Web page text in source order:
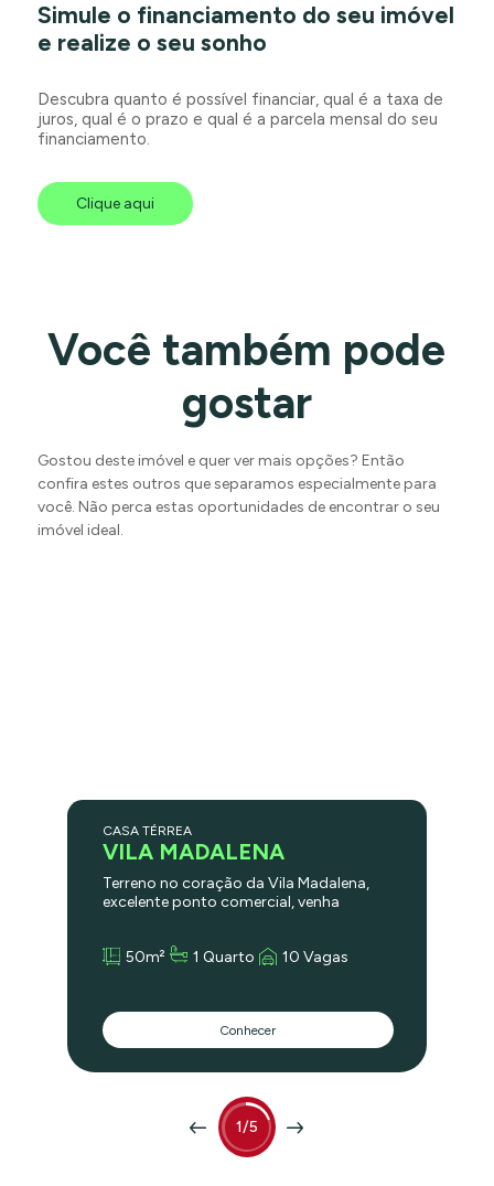
Simule o financiamento do seu imóvel
e realize o seu sonho
Descubra quanto é possível financiar, qual é a taxa de
juros, qual é o prazo e qual é a parcela mensal do seu
financiamento.
Clique aqui
Você também pode
gostar
Gostou deste imóvel e quer ver mais opções? Então
confira estes outros que separamos especialmente para
você. Não perca estas oportunidades de encontrar o seu
imóvel ideal.
1/5
CASA TÉRREA
VILA MADALENA
Terreno no coração da Vila Madalena,
excelente ponto comercial, venha
50m²
1 Quarto 10 Vagas
Conhecer